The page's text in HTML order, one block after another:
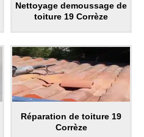
Nettoyage demoussage de
toiture 19 Corrèze
Réparation de toiture 19
Corrèze